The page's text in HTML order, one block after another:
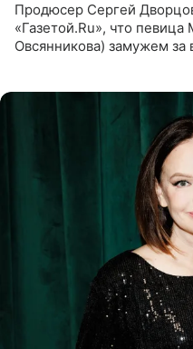
Продюсер Сергей
«Газетой.Ru», что певица
Овсянникова) замужем за